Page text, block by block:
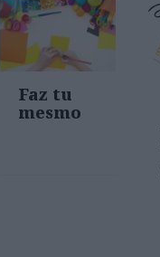
Faz tu
mesmo